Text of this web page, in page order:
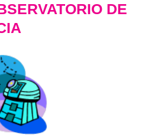
DE